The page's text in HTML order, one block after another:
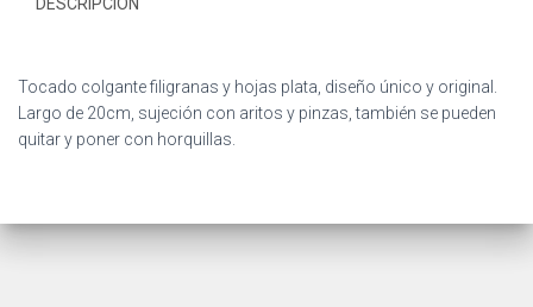
Tocado colgante filigranas y hojas plata, diseño único y original.
Largo de 20cm, sujeción con aritos y pinzas, también se pueden
quitar y poner con horquillas.